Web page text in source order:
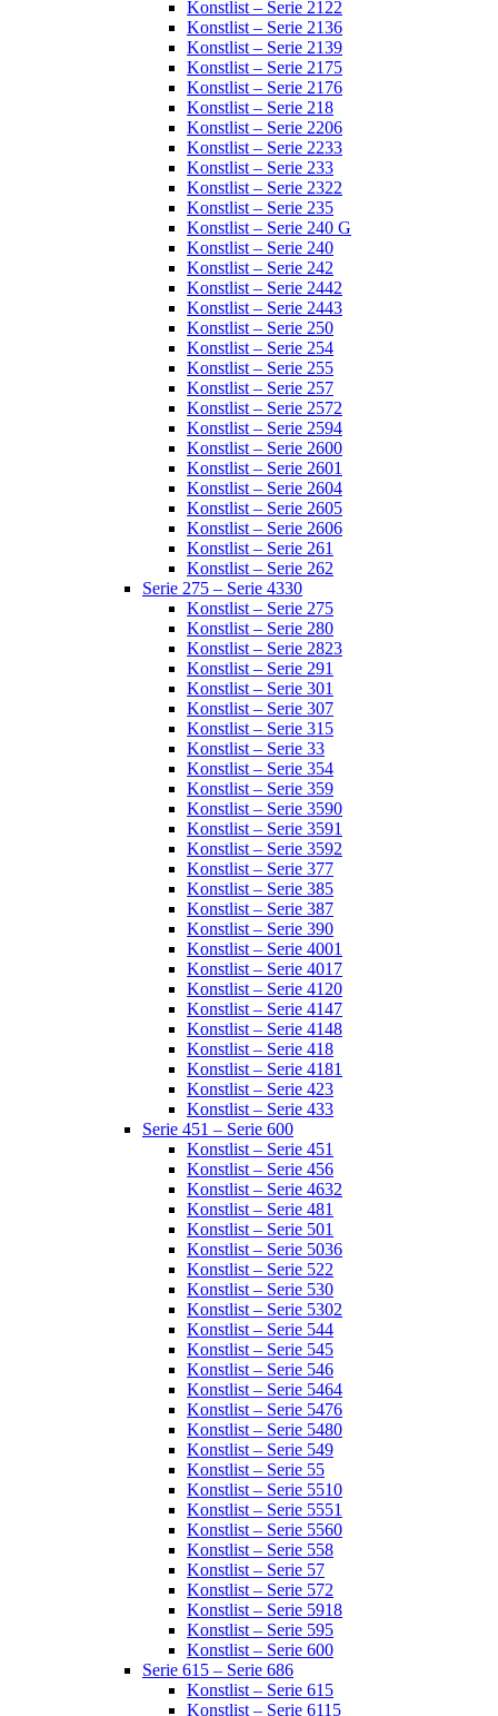
Konstlist – Serie 2122
Konstlist – Serie 2136
Konstlist – Serie 2139
Konstlist – Serie 2175
Konstlist – Serie 2176
Konstlist – Serie 218
Konstlist – Serie 2206
Konstlist – Serie 2233
Konstlist – Serie 233
Konstlist – Serie 2322
Konstlist – Serie 235
Konstlist – Serie 240 G
Konstlist – Serie 240
Konstlist – Serie 242
Konstlist – Serie 2442
Konstlist – Serie 2443
Konstlist – Serie 250
Konstlist – Serie 254
Konstlist – Serie 255
Konstlist – Serie 257
Konstlist – Serie 2572
Konstlist – Serie 2594
Konstlist – Serie 2600
Konstlist – Serie 2601
Konstlist – Serie 2604
Konstlist – Serie 2605
Konstlist – Serie 2606
Konstlist – Serie 261
Konstlist – Serie 262
Serie 275 – Serie 4330
Konstlist – Serie 275
Konstlist – Serie 280
Konstlist – Serie 2823
Konstlist – Serie 291
Konstlist – Serie 301
Konstlist – Serie 307
Konstlist – Serie 315
Konstlist – Serie 33
Konstlist – Serie 354
Konstlist – Serie 359
Konstlist – Serie 3590
Konstlist – Serie 3591
Konstlist – Serie 3592
Konstlist – Serie 377
Konstlist – Serie 385
Konstlist – Serie 387
Konstlist – Serie 390
Konstlist – Serie 4001
Konstlist – Serie 4017
Konstlist – Serie 4120
Konstlist – Serie 4147
Konstlist – Serie 4148
Konstlist – Serie 418
Konstlist – Serie 4181
Konstlist – Serie 423
Konstlist – Serie 433
Serie 451 – Serie 600
Konstlist – Serie 451
Konstlist – Serie 456
Konstlist – Serie 4632
Konstlist – Serie 481
Konstlist – Serie 501
Konstlist – Serie 5036
Konstlist – Serie 522
Konstlist – Serie 530
Konstlist – Serie 5302
Konstlist – Serie 544
Konstlist – Serie 545
Konstlist – Serie 546
Konstlist – Serie 5464
Konstlist – Serie 5476
Konstlist – Serie 5480
Konstlist – Serie 549
Konstlist – Serie 55
Konstlist – Serie 5510
Konstlist – Serie 5551
Konstlist – Serie 5560
Konstlist – Serie 558
Konstlist – Serie 57
Konstlist – Serie 572
Konstlist – Serie 5918
Konstlist – Serie 595
Konstlist – Serie 600
Serie 615 – Serie 686
Konstlist – Serie 615
Konstlist – Serie 6115